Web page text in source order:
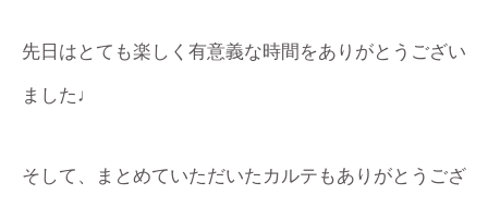
先日はとても楽しく有意義な時間をありがとうござい
ました♩
そして、まとめていただいたカルテもありがとうござ